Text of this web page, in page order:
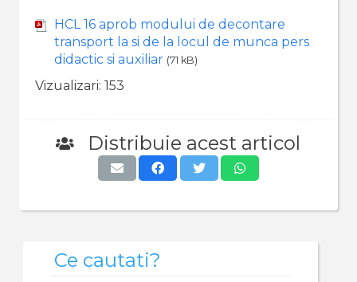
HCL 16 aprob modului de decontare
transport la si de la locul de munca pers
didactic si auxiliar (71 kB)
Vizualizari: 153
Distribuie acest articol
Ce cautati?